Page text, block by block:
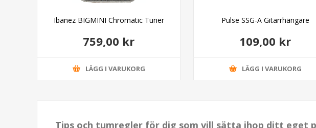
Ibanez BIGMINI Chromatic Tuner
759,00 kr
LÄGG I VARUKORG
Pulse SSG-A Gitarrhängare
109,00 kr
LÄGG I VARUKORG
Tips och tumregler för dig som vill sätta ihop ditt eget